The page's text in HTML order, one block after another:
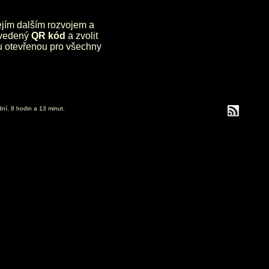
dalším rozvojem a
QR kód a zvolit
otevřenou pro všechny
8 hodin a 13 minut.